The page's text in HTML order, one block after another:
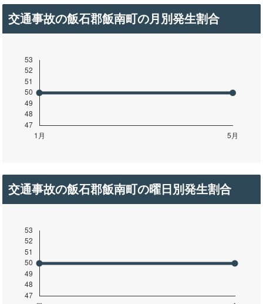
交通事故の飯石郡飯南町の月別発生割合
交通事故の飯石郡飯南町の曜日別発生割合